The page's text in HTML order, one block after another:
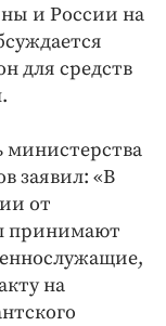
и России на
для средств
заявил: «В
от
принимают
на